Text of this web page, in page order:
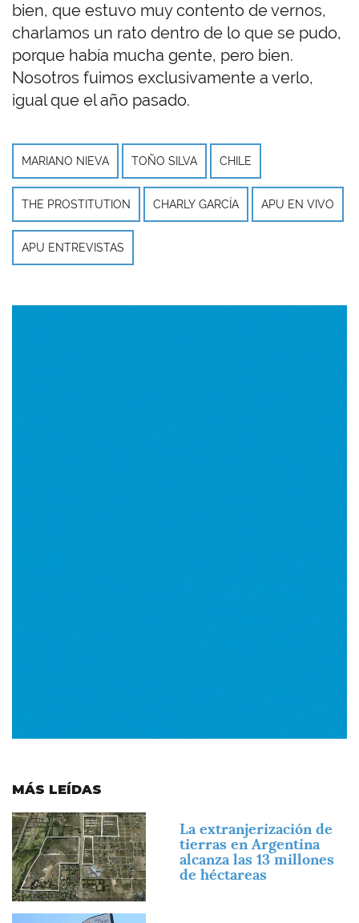
bien, que estuvo muy contento de vernos,
charlamos un rato dentro de lo que se pudo,
porque había mucha gente, pero bien.
Nosotros fuimos exclusivamente a verlo,
igual que el año pasado.
MARIANO NIEVA TOÑO SILVA CHILE
THE PROSTITUTION CHARLY GARCÍA APU EN VIVO
APU ENTREVISTAS
MÁS LEÍDAS
Imagen
La extranjerización de
tierras en Argentina
alcanza las 13 millones
de héctareas